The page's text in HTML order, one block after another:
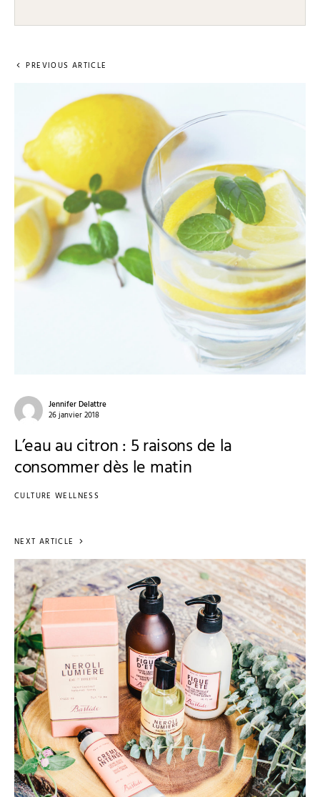
PREVIOUS ARTICLE
Jennifer Delattre
26 janvier 2018
L’eau au citron : 5 raisons de la
consommer dès le matin
CULTURE WELLNESS
NEXT ARTICLE